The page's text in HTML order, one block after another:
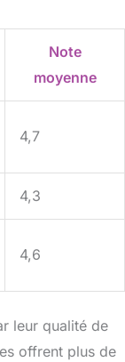
Note
moyenne
4,7
4,3
4,6
leur qualité de
offrent plus de